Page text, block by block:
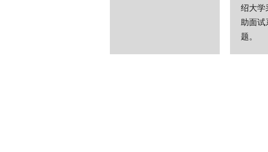
绍大学
助面试
题。